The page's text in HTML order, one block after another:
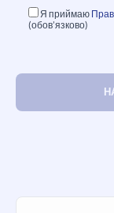
Я приймаю
(обов’язково)